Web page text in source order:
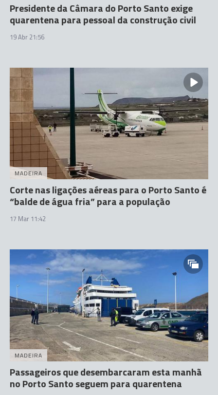
Presidente da Câmara do Porto Santo exige
quarentena para pessoal da construção civil
19 Abr 21:56
MADEIRA
Corte nas ligações aéreas para o Porto Santo é
“balde de água fria” para a população
17 Mar 11:42
MADEIRA
Passageiros que desembarcaram esta manhã
no Porto Santo seguem para quarentena